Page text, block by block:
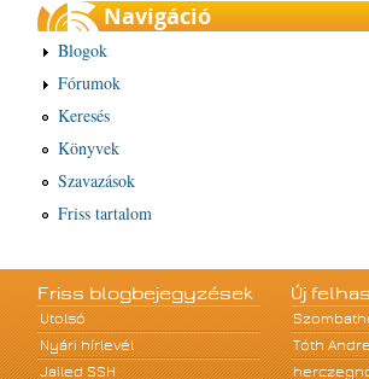
Navigáció
Blogok
Fórumok
Keresés
Könyvek
Szavazások
Friss tartalom
Friss blogbejegyzések
Utolsó
Nyári hírlevél
Jailed SSH
Új
Tóth